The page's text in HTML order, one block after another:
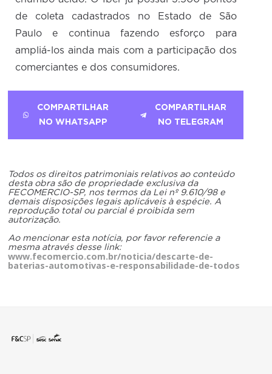
de coleta cadastrados no Estado de São
Paulo e continua fazendo esforço para
ampliá-los ainda mais com a participação dos
comerciantes e dos consumidores.
COMPARTILHAR
NO WHATSAPP
COMPARTILHAR
NO TELEGRAM
Todos os direitos patrimoniais relativos ao conteúdo
desta obra são de propriedade exclusiva da
FECOMERCIO-SP, nos termos da Lei nº 9.610/98 e
demais disposições legais aplicáveis à espécie. A
reprodução total ou parcial é proibida sem
autorização.
Ao mencionar esta notícia, por favor referencie a
mesma através desse link:
www.fecomercio.com.br/noticia/descarte-de-
baterias-automotivas-e-responsabilidade-de-todos